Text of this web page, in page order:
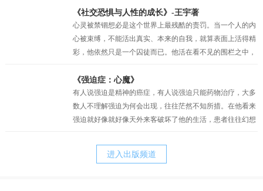
未来，但也仅仅是一种自我安慰罢了。我似乎只剩下在绝望
中坚持的权利，但也正是这种在绝望中的坚持，才真的让我
一点一点地看到了希望。当曙光最终突破了黑夜的壁垒，我
看到了因为“爱”而萌生的动力，因为“希望”而产生的坚持。
《社交恐惧与人性的成长》-王宇著
心灵被禁锢想必是这个世界上最残酷的责罚。当一个人的内
心被束缚，不能活出真实、本来的自我，就算表面上活得精
彩，他依然只是一个囚徒而已。他活在看不见的围栏之中，
偶而已，他以为自己是人生的主宰，其实他只不过是一个傀
儡。社交恐惧症和其他的神经症一样都有一定人格的基础，
俗话说“三岁看大，七岁看老”。社交恐惧的形成与早期环境
和家庭因素密相关，尤其是父母自身人格特质及对孩子的教
胆小、退缩、敏感、焦虑、刻板、追求完美等等人格的特
质，却又是父母赖以责备孩子、苛求孩子的理由。而当孩子
《强迫症：心魔》
有人说强迫是精神的癌症，有人说强迫只能药物治疗，大多
数人不理解强迫为何会出现，往往茫然不知所措。在他看来
强迫就好像就好像天外来客破坏了他的生活，患者往往幻想
迫只是他痛苦的表象，而他病态的执念才是他痛苦的根源。
进入出版频道